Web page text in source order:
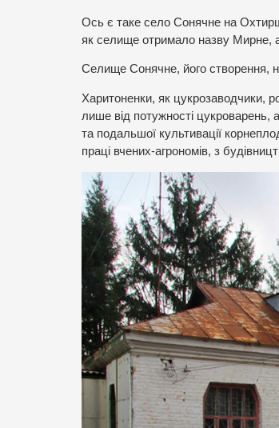
Ось є таке село Сонячне на
як селище отримало назву Мирне,
Селище Сонячне, його створення,
Харитоненки, як цукрозаводчики,
лише від потужності цукроварень,
та подальшої культивації
праці вчених-агрономів, з